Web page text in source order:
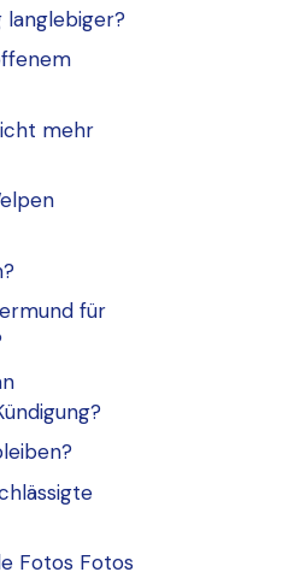
langlebiger?
mehr
für
Fotos Fotos